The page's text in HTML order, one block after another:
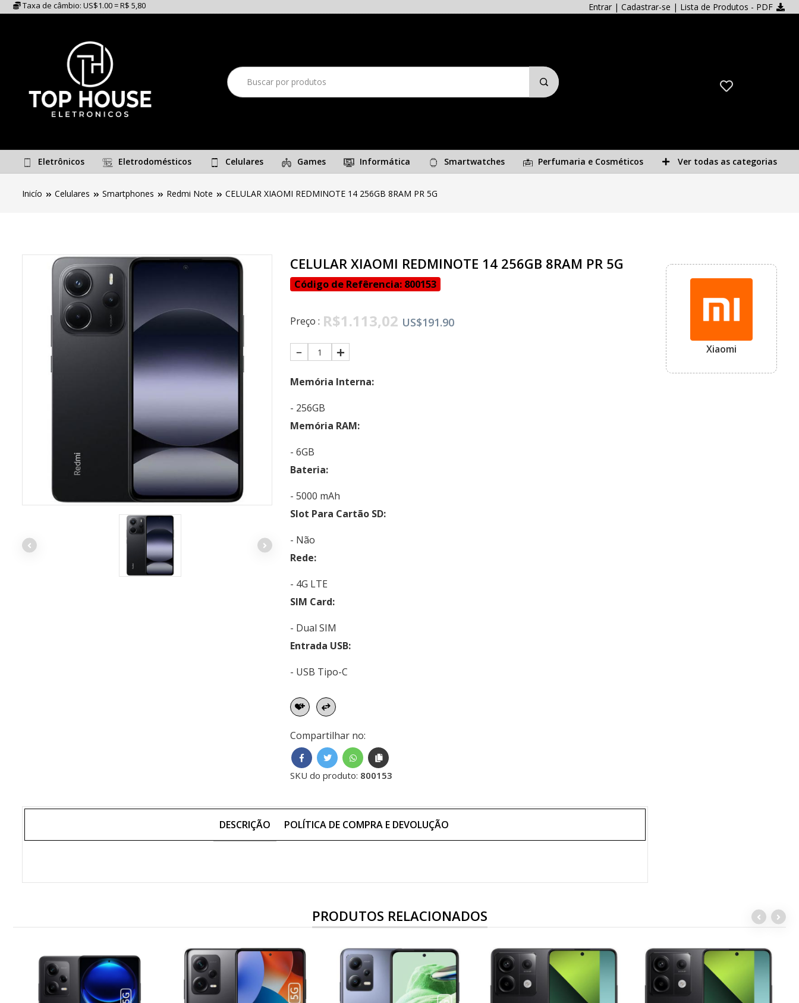
Taxa de câmbio: US$1.00 = R$ 5,80 Entrar | Cadastrar-se | Lista de Produtos - PDF
Eletrônicos Eletrodomésticos Celulares Games Informática Smartwatches Perfumaria e Cosméticos Ver todas as categorias
Inicío Celulares Smartphones Redmi Note CELULAR XIAOMI REDMINOTE 14 256GB 8RAM PR 5G
CELULAR XIAOMI REDMINOTE 14 256GB 8RAM PR 5G
Código de Refêrencia: 800153
Preço : R$1.113,02 US$191.90
1
Memória Interna:
- 256GB
Memória RAM:
- 6GB
Bateria:
- 5000 mAh
Slot Para Cartão SD:
- Não
Rede:
- 4G LTE
SIM Card:
- Dual SIM
Entrada USB:
- USB Tipo-C
Compartilhar no:
SKU do produto: 800153
DESCRIÇÃO POLÍTICA DE COMPRA E DEVOLUÇÃO
Xiaomi
PRODUTOS RELACIONADOS